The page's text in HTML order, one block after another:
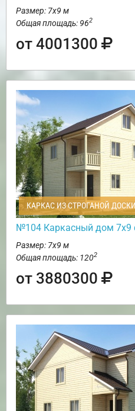
Размер: 7х9 м
Общая площадь: 962
от 4001300
КАРКАС ИЗ СТРОГАНОЙ ДОСКИ
№104 Каркасный дом 7х9
Размер: 7х9 м
Общая площадь: 1202
от 3880300